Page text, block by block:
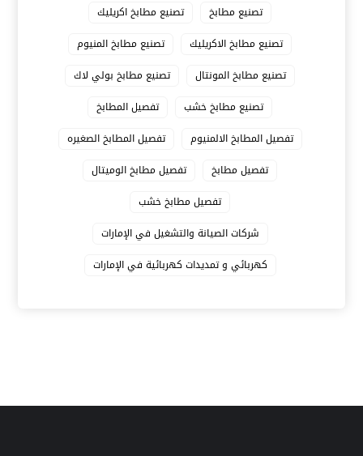
تصنيع مطابخ
تصنيع مطابخ اكريليك
تصنيع مطابخ الاكريليك
تصنيع مطابخ المنيوم
تصنيع مطابخ المونتال
تصنيع مطابخ بولي لاك
تصنيع مطابخ خشب
تفصيل المطابخ
تفصيل المطابخ الالمنيوم
تفصيل المطابخ الصغيره
تفصيل مطابخ
تفصيل مطابخ الوميتال
تفصيل مطابخ خشب
شركات الصيانة والتشغيل في الإمارات
كهربائي و تمديدات كهربائية في الإمارات